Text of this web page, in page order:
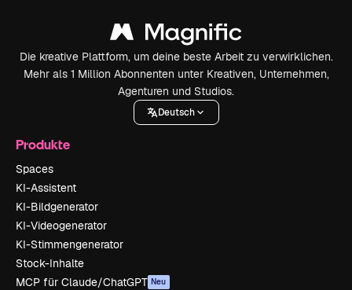
Die kreative Plattform, um deine beste Arbeit zu verwirklichen.
Mehr als 1 Million Abonnenten unter Kreativen, Unternehmen,
Agenturen und Studios.
Deutsch
Produkte
Spaces
KI-Assistent
KI-Bildgenerator
KI-Videogenerator
KI-Stimmengenerator
Stock-Inhalte
MCP für Claude/ChatGPT Neu